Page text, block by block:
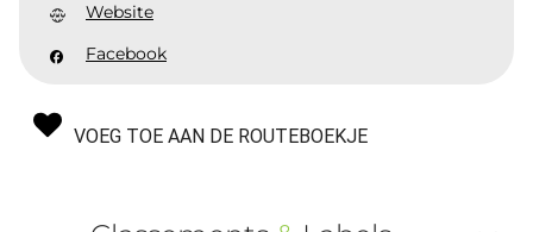
Website
Facebook
VOEG TOE AAN DE ROUTEBOEKJE